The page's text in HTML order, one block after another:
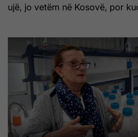
ujë, jo vetëm në Kosovë, por